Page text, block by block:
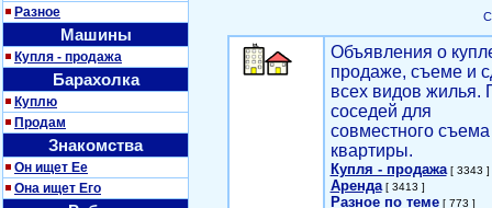
Разное
Машины
Купля - продажа
Барахолка
Куплю
Продам
Знакомства
Он ищет Ее
Она ищет Его
Объявления о
продаже, съеме и
всех видов жилья.
соседей для
совместного съема
квартиры.
Купля - продажа[ 3343 ]
Аренда[ 3413 ]
Разное по теме[ 773 ]